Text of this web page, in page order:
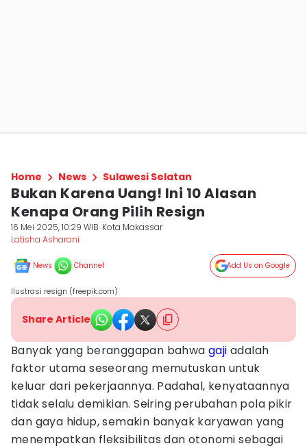
Home News Sulawesi Selatan
Bukan Karena Uang! Ini 10 Alasan
Kenapa Orang Pilih Resign
16 Mei 2025, 10:29 WIB Kota Makassar
Latisha Asharani
News Channel Add Us on Google
Ilustrasi resign (freepik.com)
Share Article
Banyak yang beranggapan bahwa gaji adalah
faktor utama seseorang memutuskan untuk
keluar dari pekerjaannya. Padahal, kenyataannya
tidak selalu demikian. Seiring perubahan pola pikir
dan gaya hidup, semakin banyak karyawan yang
menempatkan fleksibilitas dan otonomi sebagai